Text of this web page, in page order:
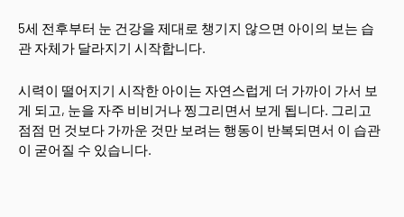
5세 전후부터 눈 건강을 제대로 챙기지 않으면 아이의 보는 습
관 자체가 달라지기 시작합니다.
시력이 떨어지기 시작한 아이는 자연스럽게 더 가까이 가서 보
게 되고, 눈을 자주 비비거나 찡그리면서 보게 됩니다. 그리고
점점 먼 것보다 가까운 것만 보려는 행동이 반복되면서 이 습관
이 굳어질 수 있습니다.